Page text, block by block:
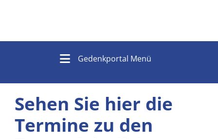
Gedenkportal Menü
Sehen Sie hier die
Termine zu den